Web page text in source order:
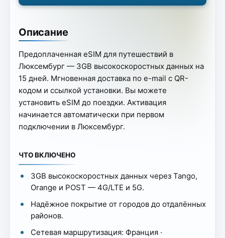
Описание
Предоплаченная eSIM для путешествий в
Люксембург — 3GB высокоскоростных данных на
15 дней. Мгновенная доставка по e-mail с QR-
кодом и ссылкой установки. Вы можете
установить eSIM до поездки. Активация
начинается автоматически при первом
подключении в Люксембург.
ЧТО ВКЛЮЧЕНО
3GB высокоскоростных данных через Tango,
Orange и POST — 4G/LTE и 5G.
Надёжное покрытие от городов до отдалённых
районов.
Сетевая маршрутизация: Франция ·